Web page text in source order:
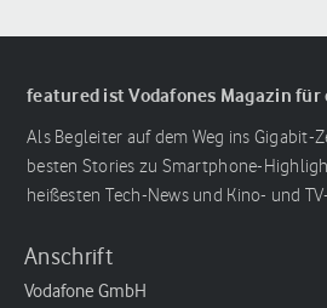
featured ist Vodafones Magazin
Als Begleiter auf dem Weg ins Gigabit-
besten Stories zu Smartphone-
heißesten Tech-News und Kino- und
Anschrift
Vodafone GmbH